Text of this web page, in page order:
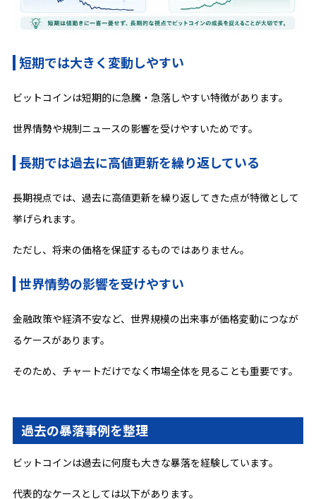
短期では大きく変動しやすい
ビットコインは短期的に急騰・急落しやすい特徴があります。
世界情勢や規制ニュースの影響を受けやすいためです。
長期では過去に高値更新を繰り返している
長期視点では、過去に高値更新を繰り返してきた点が特徴として
挙げられます。
ただし、将来の価格を保証するものではありません。
世界情勢の影響を受けやすい
金融政策や経済不安など、世界規模の出来事が価格変動につなが
るケースがあります。
そのため、チャートだけでなく市場全体を見ることも重要です。
過去の暴落事例を整理
ビットコインは過去に何度も大きな暴落を経験しています。
代表的なケースとしては以下があります。